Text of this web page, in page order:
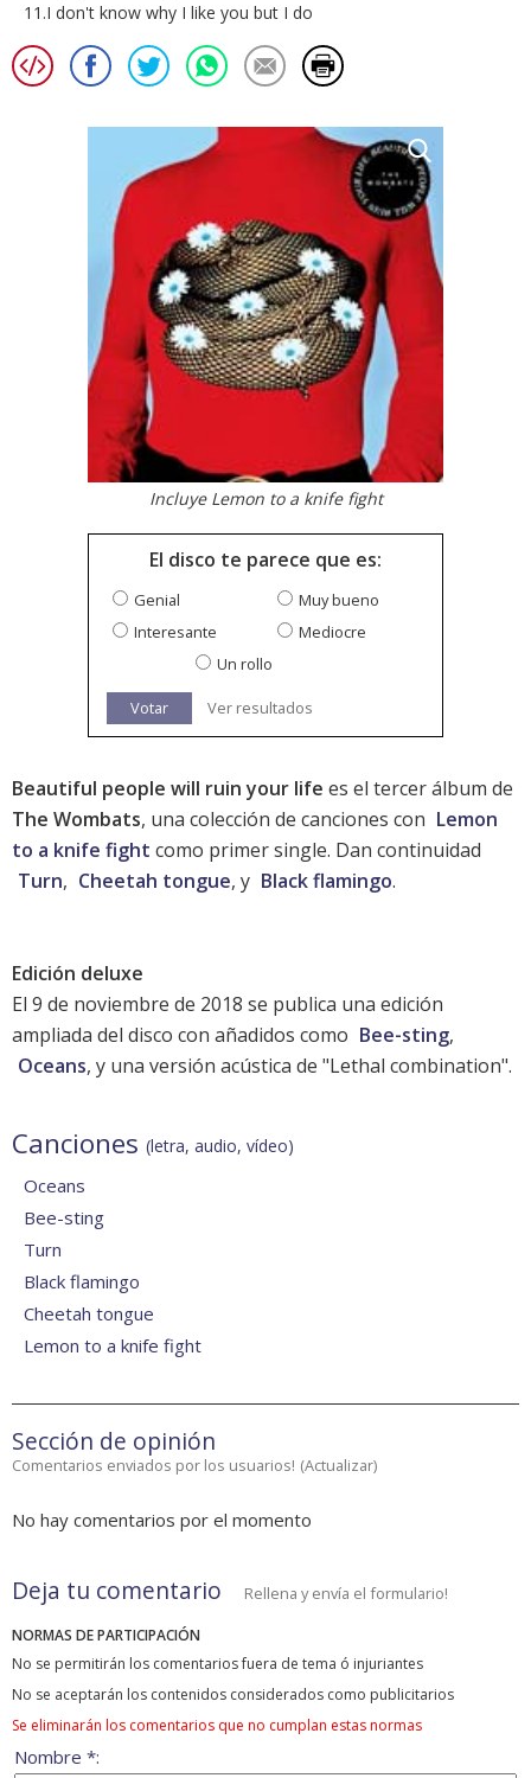
11.I don't know why I like you but I do
Incluye Lemon to a knife fight
El disco te parece que es:
Genial
Muy bueno
Interesante
Mediocre
Un rollo
Votar Ver resultados
Beautiful people will ruin your life es el tercer álbum de
The Wombats, una colección de canciones con Lemon
to a knife fight como primer single. Dan continuidad
Turn, Cheetah tongue, y Black flamingo.
Edición deluxe
El 9 de noviembre de 2018 se publica una edición
ampliada del disco con añadidos como Bee-sting,
Oceans, y una versión acústica de "Lethal combination".
Canciones (letra, audio, vídeo)
Oceans
Bee-sting
Turn
Black flamingo
Cheetah tongue
Lemon to a knife fight
Sección de opinión
Comentarios enviados por los usuarios! (Actualizar)
No hay comentarios por el momento
Deja tu comentario Rellena y envía el formulario!
NORMAS DE PARTICIPACIÓN
No se permitirán los comentarios fuera de tema ó injuriantes
No se aceptarán los contenidos considerados como publicitarios
Se eliminarán los comentarios que no cumplan estas normas
Nombre *: